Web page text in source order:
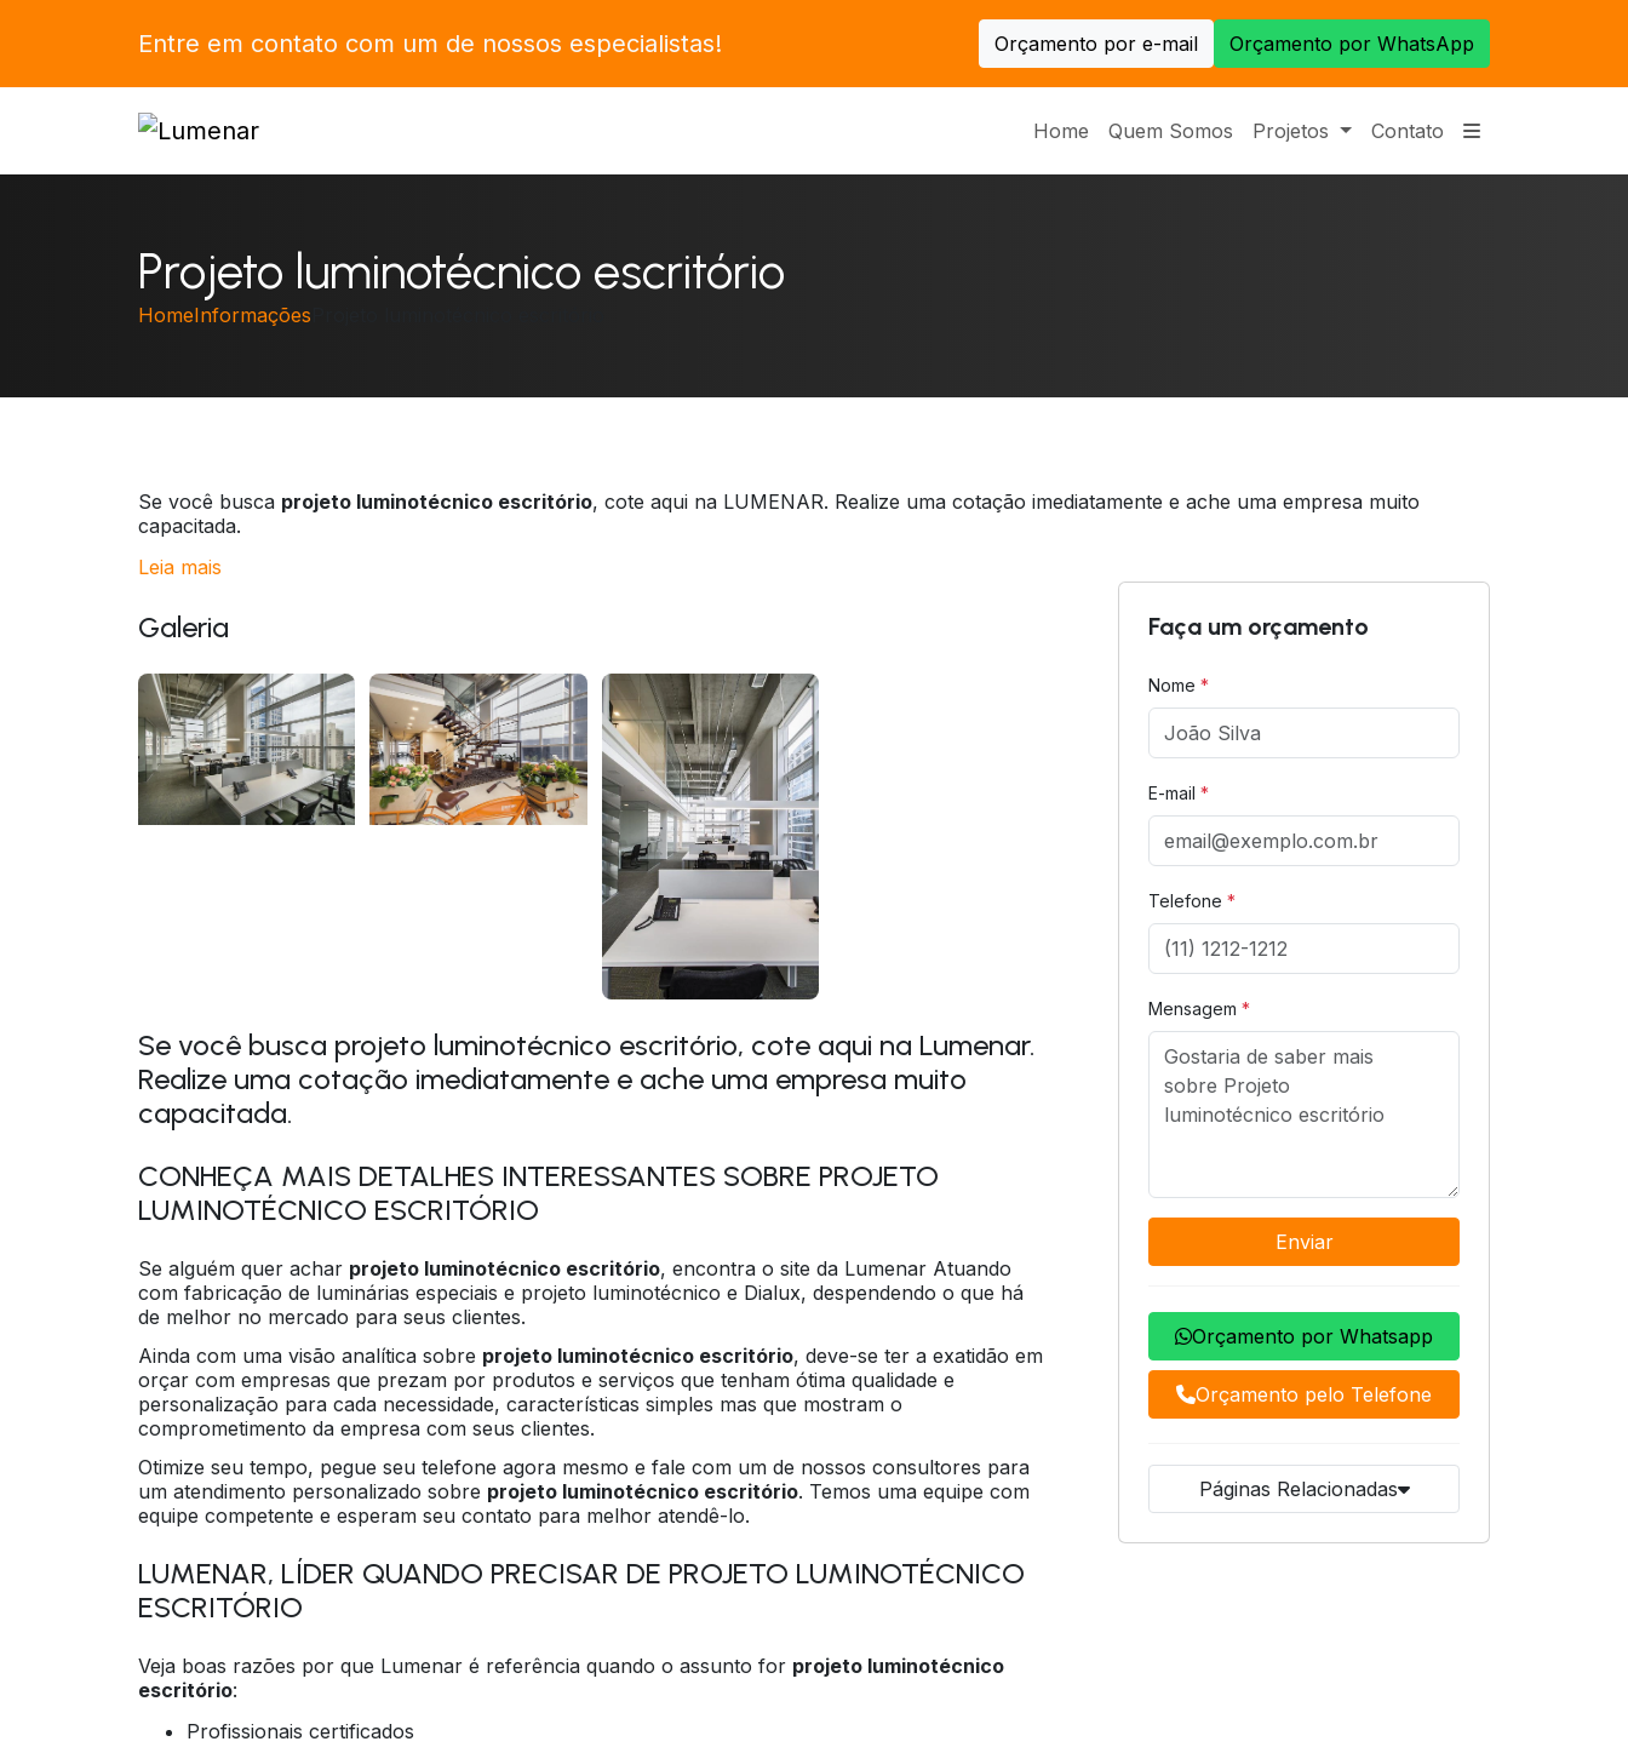
Entre em contato com um de nossos especialistas! Orçamento por e-mail Orçamento por WhatsApp
Home Quem Somos Projetos Contato
Projeto luminotécnico escritório
HomeInformações
Se você busca projeto luminotécnico escritório, cote aqui na LUMENAR. Realize uma cotação imediatamente e ache uma empresa muito
capacitada.
Leia mais
Galeria
Se você busca projeto luminotécnico escritório, cote aqui na Lumenar.
Realize uma cotação imediatamente e ache uma empresa muito
capacitada.
CONHEÇA MAIS DETALHES INTERESSANTES SOBRE PROJETO
LUMINOTÉCNICO ESCRITÓRIO
Se alguém quer achar projeto luminotécnico escritório, encontra o site da Lumenar Atuando
com fabricação de luminárias especiais e projeto luminotécnico e Dialux, despendendo o que há
de melhor no mercado para seus clientes.
Ainda com uma visão analítica sobre projeto luminotécnico escritório, deve-se ter a exatidão em
orçar com empresas que prezam por produtos e serviços que tenham ótima qualidade e
personalização para cada necessidade, características simples mas que mostram o
comprometimento da empresa com seus clientes.
Otimize seu tempo, pegue seu telefone agora mesmo e fale com um de nossos consultores para
um atendimento personalizado sobre projeto luminotécnico escritório. Temos uma equipe com
equipe competente e esperam seu contato para melhor atendê-lo.
LUMENAR, LÍDER QUANDO PRECISAR DE PROJETO LUMINOTÉCNICO
ESCRITÓRIO
Veja boas razões por que Lumenar é referência quando o assunto for projeto luminotécnico
escritório:
profissionais certificados
Faça um orçamento
Nome*
E-mail*
Telefone*
Mensagem*
Enviar
Orçamento por Whatsapp
Orçamento pelo Telefone
Páginas Relacionadas